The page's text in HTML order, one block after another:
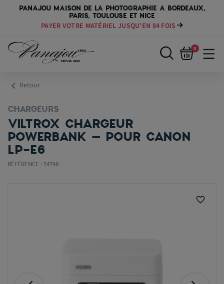
PANAJOU MAISON DE LA PHOTOGRAPHIE A BORDEAUX,
PARIS, TOULOUSE ET NICE
PAYER VOTRE MATÉRIEL JUSQU'EN 84 FOIS
0
chevron_left Retour
CHARGEURS
VILTROX CHARGEUR
POWERBANK – POUR CANON
LP-E6
RÉFÉRENCE : 54748
favorite_border